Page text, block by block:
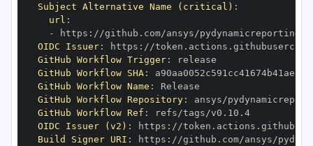
Subject Alternative Name (critical) :
url :
-
https :
OIDC Issuer: https :
GitHub Workflow Trigger:
GitHub Workflow SHA:
GitHub Workflow Name :
GitHub Workflow Repository:
GitHub Workflow Ref :
refs/tags/v0.10.4
OIDC Issuer (v2) : https :
Build Signer URI : https :